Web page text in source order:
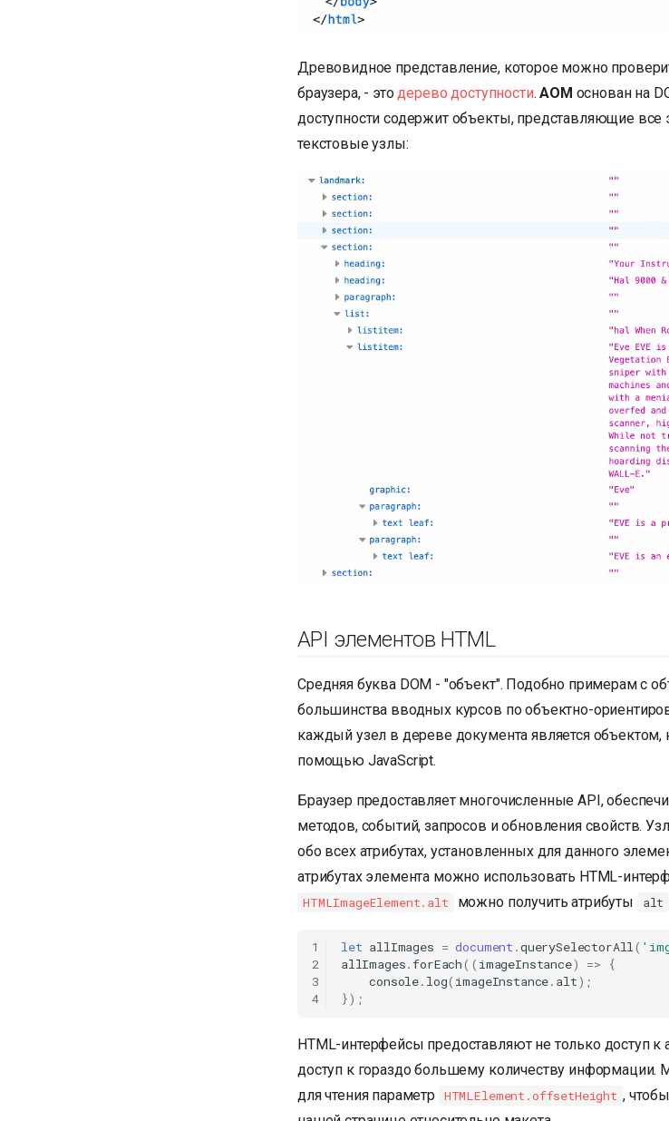
Древовидное представление, которое можно
браузера, - это дерево доступности.AOM основан на
доступности содержит объекты, представляющие
текстовые узлы:
API элементов HTML
Средняя буква DOM - "объект". Подобно примерам с
большинства вводных курсов по объектно-
каждый узел в дереве документа является
помощью JavaScript.
Браузер предоставляет многочисленные API,
методов, событий, запросов и обновления свойств.
обо всех атрибутах, установленных для данного
атрибутах элемента можно использовать HTML-
HTMLImageElement.alt можно получить атрибуты alt
1
2
3
4
let allImages = document .querySelectorAll(
allImages.forEach(( imageInstance) =>
{
console. log( imageInstance. alt);
});
HTML-интерфейсы предоставляют не только доступ
доступ к гораздо большему количеству
для чтения параметр
HTMLElement.offsetHeight ,